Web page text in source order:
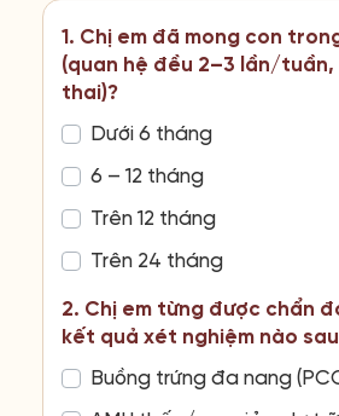
1. Chị em đã mong con
(quan hệ đều 2–3 lần/
thai)?
Dưới 6 tháng
6 – 12 tháng
Trên 12 tháng
Trên 24 tháng
2. Chị em từng được chẩn
kết quả xét nghiệm nào
Buồng trứng đa nang